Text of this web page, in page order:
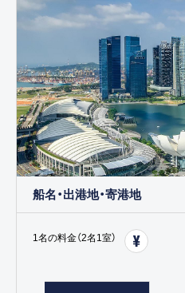
船名・出港地・寄港地
1名の料金（2名1室）